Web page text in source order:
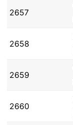
2657
2658
2659
2660